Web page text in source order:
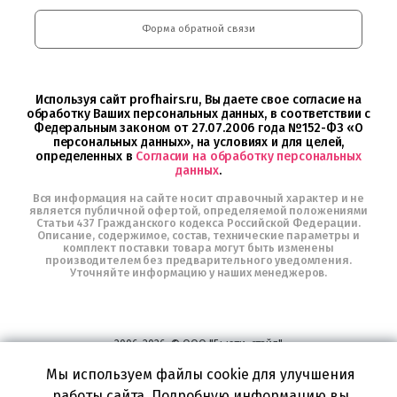
и
Интернет-
Форма обратной связи
Используя сайт profhairs.ru, Вы даете свое согласие на
обработку Ваших персональных данных, в соответствии с
Федеральным законом от 27.07.2006 года №152-ФЗ «О
персональных данных», на условиях и для целей,
определенных в Согласии на обработку персональных
данных.
Вся информация на сайте носит справочный характер и не
является публичной офертой, определяемой положениями
Статьи 437 Гражданского кодекса Российской Федерации.
Описание, содержимое, состав, технические параметры и
комплект поставки товара могут быть изменены
производителем без предварительного уведомления.
Уточняйте информацию у наших менеджеров.
2006-2026, © ООО "Бьюти-стайл"
www.profhairs.ru
Широкий выбор инструментов, аксессуаров и принадлежностей для
Мы используем файлы cookie для улучшения